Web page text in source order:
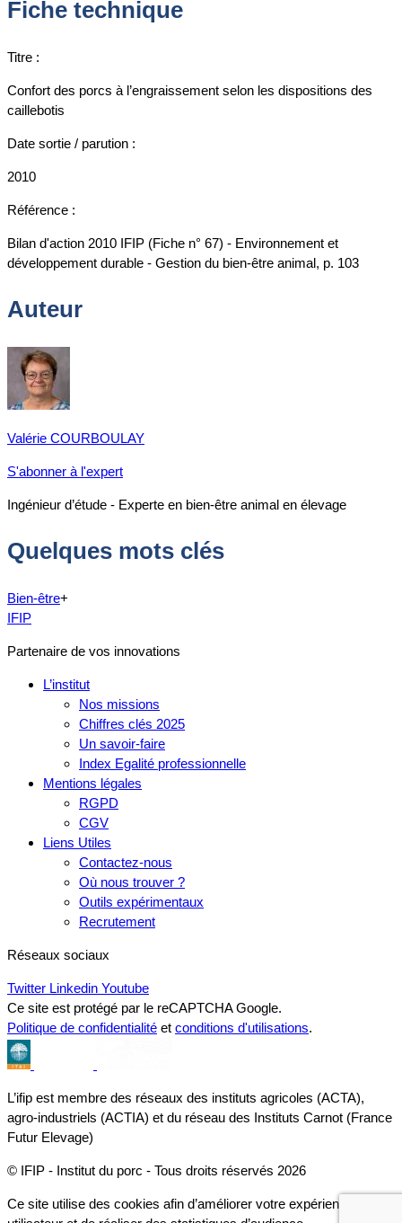
Fiche technique
Titre :
Confort des porcs à l’engraissement selon les dispositions des
caillebotis
Date sortie / parution :
2010
Référence :
Bilan d'action 2010 IFIP (Fiche n° 67) - Environnement et
développement durable - Gestion du bien-être animal, p. 103
Auteur
Valérie COURBOULAY
S'abonner à l'expert
Ingénieur d’étude - Experte en bien-être animal en élevage
Quelques mots clés
Bien-être+
IFIP
Partenaire de vos innovations
L’institut
Nos missions
Chiffres clés 2025
Un savoir-faire
Index Egalité professionnelle
Mentions légales
RGPD
CGV
Liens Utiles
Contactez-nous
Où nous trouver ?
Outils expérimentaux
Recrutement
Réseaux sociaux
Twitter Linkedin Youtube
Ce site est protégé par le reCAPTCHA Google.
Politique de confidentialité et conditions d'utilisations.
L’ifip est membre des réseaux des instituts agricoles (ACTA),
agro-industriels (ACTIA) et du réseau des Instituts Carnot (France
Futur Elevage)
© IFIP - Institut du porc - Tous droits réservés 2026
Ce site utilise des cookies afin d’améliorer votre expérience